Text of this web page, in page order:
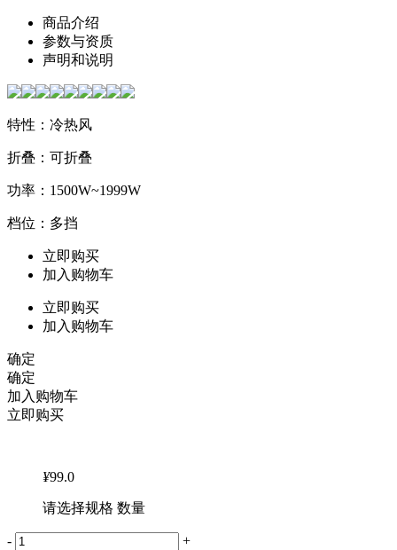
商品介绍
参数与资质
声明和说明
特性：冷热风
折叠：可折叠
功率：1500W~1999W
档位：多挡
立即购买
加入购物车
立即购买
加入购物车
确定
确定
加入购物车
立即购买
¥99.0
请选择规格 数量
-
+